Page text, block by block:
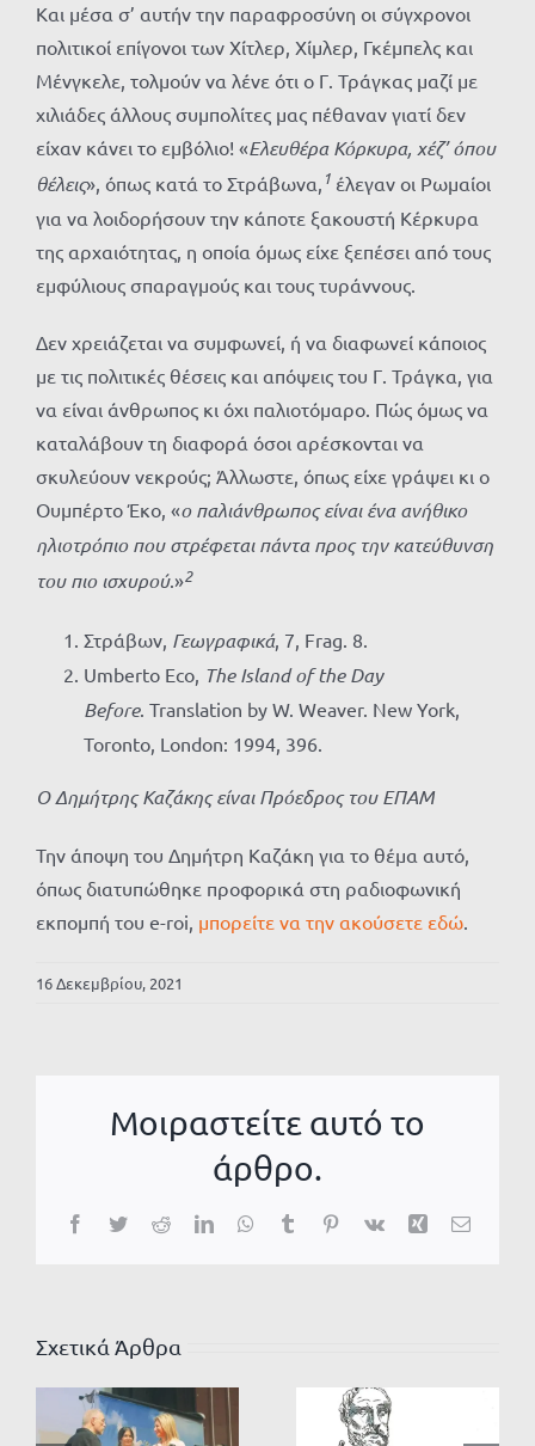
Και μέσα σ’ αυτήν την παραφροσύνη οι σύγχρονοι
πολιτικοί επίγονοι των Χίτλερ, Χίμλερ, Γκέμπελς και
Μένγκελε, τολμούν να λένε ότι ο Γ. Τράγκας μαζί με
χιλιάδες άλλους συμπολίτες μας πέθαναν γιατί δεν
είχαν κάνει το εμβόλιο! «Ελευθέρα Κόρκυρα, χέζ’ όπου
θέλεις», όπως κατά το Στράβωνα, 1 έλεγαν οι Ρωμαίοι
για να λοιδορήσουν την κάποτε ξακουστή Κέρκυρα
της αρχαιότητας, η οποία όμως είχε ξεπέσει από τους
εμφύλιους σπαραγμούς και τους τυράννους.
Δεν χρειάζεται να συμφωνεί, ή να διαφωνεί κάποιος
με τις πολιτικές θέσεις και απόψεις του Γ. Τράγκα, για
να είναι άνθρωπος κι όχι παλιοτόμαρο. Πώς όμως να
καταλάβουν τη διαφορά όσοι αρέσκονται να
σκυλεύουν νεκρούς; Άλλωστε, όπως είχε γράψει κι ο
Ουμπέρτο Έκο, «ο παλιάνθρωπος είναι ένα ανήθικο
ηλιοτρόπιο που στρέφεται πάντα προς την κατεύθυνση
του πιο ισχυρού.»2
Στράβων, Γεωγραφικά, 7, Frag. 8.
Umberto Eco, The Island of the Day
Before. Translation by W. Weaver. New York,
Toronto, London: 1994, 396.
Ο Δημήτρης Καζάκης είναι Πρόεδρος του ΕΠΑΜ
Την άποψη του Δημήτρη Καζάκη για το θέμα αυτό,
όπως διατυπώθηκε προφορικά στη ραδιοφωνική
εκπομπή του e-roi, μπορείτε να την ακούσετε εδώ
16 Δεκεμβρίου, 2021
Μοιραστείτε αυτό το
άρθρο.
Facebook
TwitterRedditLinkedInWhatsApp
TumblrPinterest
Vk Xing Email
Σχετικά Άρθρα